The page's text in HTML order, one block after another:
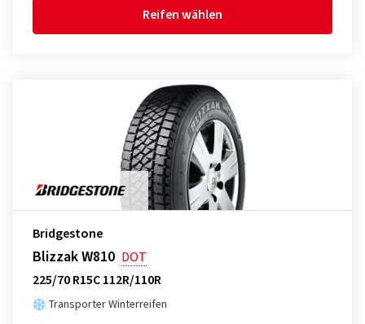
Reifen wählen
Bridgestone
Blizzak W810 DOT
225/70 R15C 112R/110R
Transporter Winterreifen